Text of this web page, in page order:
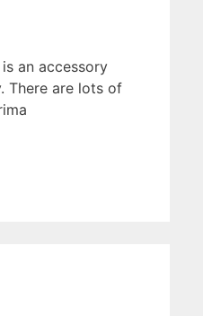
an accessory
There are lots of